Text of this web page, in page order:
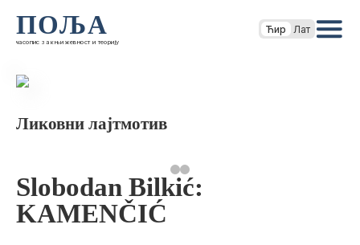
ПОЉА
часопис за књижевност и теорију
Ћир Лат
Ликовни лајтмотив
Slobodan Bilkić:
KAMENČIĆ